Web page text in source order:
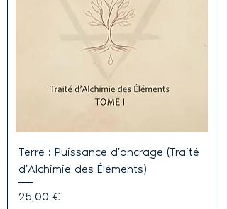
Terre : Puissance d'ancrage (Traité
d'Alchimie des Éléments)
Prix
25,00 €